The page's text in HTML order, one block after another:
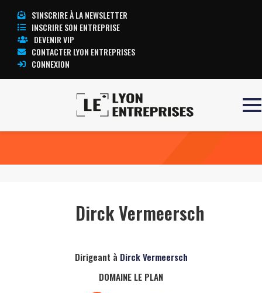
S'INSCRIRE À LA NEWSLETTER
INSCRIRE SON ENTREPRISE
DEVENIR VIP
CONTACTER LYON ENTREPRISES
CONNEXION
Dirck Vermeersch
Dirigeant à Dirck Vermeersch
DOMAINE LE PLAN